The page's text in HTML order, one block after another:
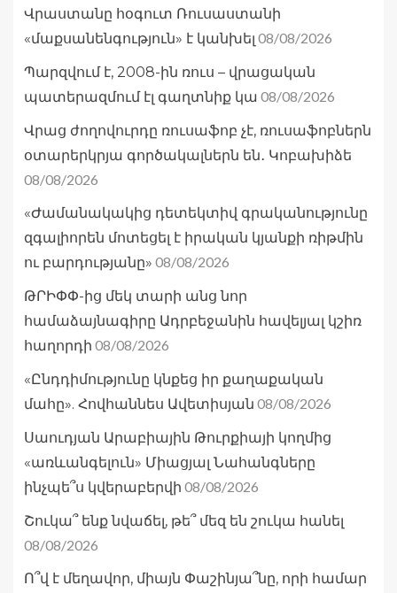
Վրաստանը հօգուտ Ռուսաստանի
«մաքսանենգություն» է կանխել 08/08/2026
Պարզվում է, 2008-ին ռուս – վրացական
պատերազմում էլ գաղտնիք կա 08/08/2026
Վրաց ժողովուրդը ռուսաֆոբ չէ, ռուսաֆոբներն
օտարերկրյա գործակալներն են․ Կոբախիձե
08/08/2026
«Ժամանակակից դետեկտիվ գրականությունը
զգալիորեն մոտեցել է իրական կյանքի ռիթմին
ու բարդությանը» 08/08/2026
ԹՐԻՓՓ-ից մեկ տարի անց նոր
համաձայնագիրը Ադրբեջանին հավելյալ կշիռ
հաղորդի 08/08/2026
«Ընդդիմությունը կնքեց իր քաղաքական
մահը». Հովհաննես Ավետիսյան 08/08/2026
Սաուդյան Արաբիային Թուրքիայի կողմից
«առևանգելուն» Միացյալ Նահանգները
ինչպե՞ս կվերաբերվի 08/08/2026
Շուկա՞ ենք նվաճել, թե՞ մեզ են շուկա հանել
08/08/2026
Ո՞վ է մեղավոր, միայն Փաշինյա՞նը, որի համար